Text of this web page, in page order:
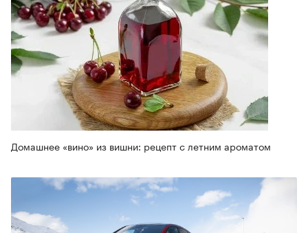
Домашнее «вино» из вишни: рецепт с летним ароматом